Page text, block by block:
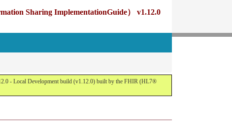
Sharing ImplementationGuide） v1.12.0
- Local Development build (v1.12.0) built by the FHIR (HL7®